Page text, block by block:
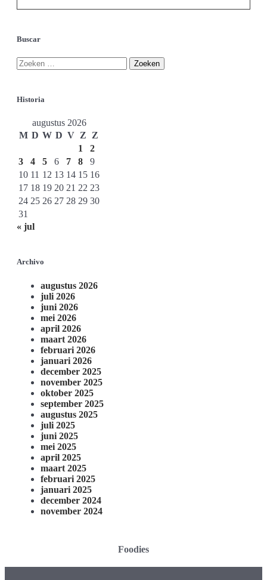
Buscar
Historia
augustus 2026
M D W D V Z
Z
1
2
3
4 5 6 7 8
9
10 11 12 13 14 15 16
17 18 19 20 21 22 23
24 25 26 27 28 29 30
31
« jul
Archivo
augustus 2026
juli 2026
juni 2026
mei 2026
april 2026
maart 2026
februari 2026
januari 2026
december 2025
november 2025
oktober 2025
september 2025
augustus 2025
juli 2025
juni 2025
mei 2025
april 2025
maart 2025
februari 2025
januari 2025
december 2024
november 2024
Foodies